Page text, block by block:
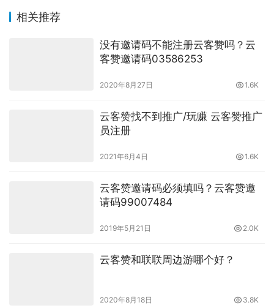
相关推荐
没有邀请码不能注册云客赞吗？云
客赞邀请码03586253
2020年8月27日 1.6K
云客赞找不到推广/玩赚 云客赞推广
员注册
2021年6月4日 1.6K
云客赞邀请码必须填吗？云客赞邀
请码99007484
2019年5月21日 2.0K
云客赞和联联周边游哪个好？
2020年8月18日 3.8K